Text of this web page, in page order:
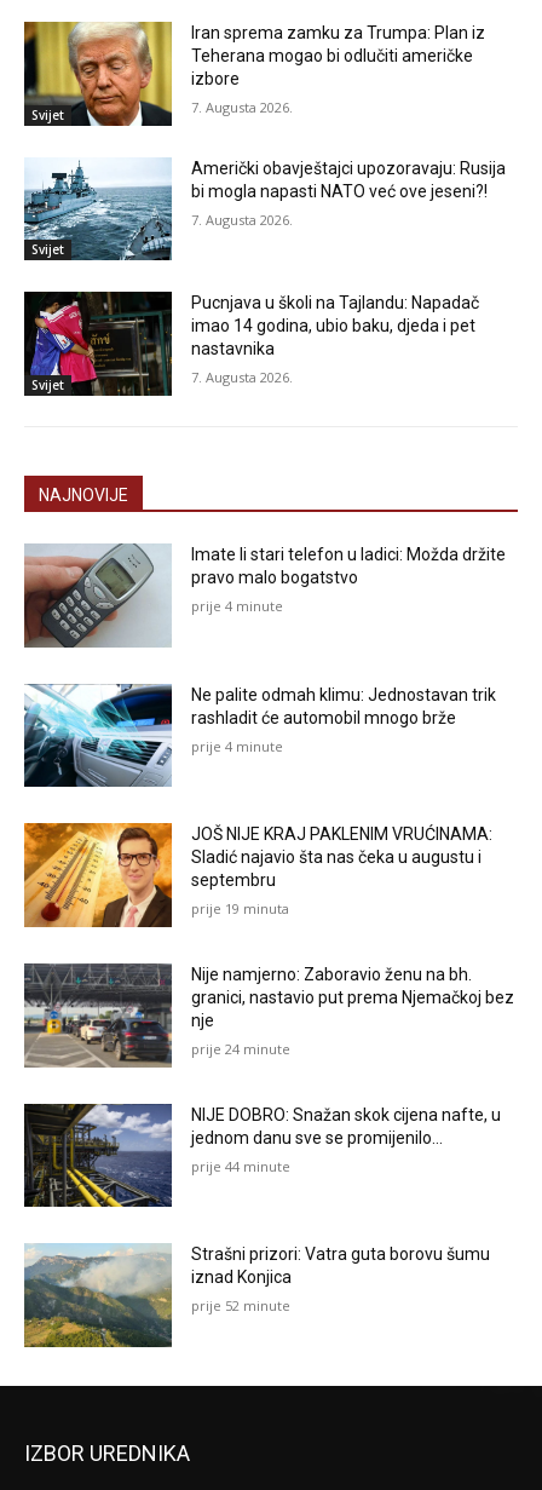
Svijet
Iran sprema zamku za Trumpa: Plan iz
Teherana mogao bi odlučiti američke
izbore
7. Augusta 2026.
Svijet
Američki obavještajci upozoravaju: Rusija
bi mogla napasti NATO već ove jeseni?!
7. Augusta 2026.
Svijet
Pucnjava u školi na Tajlandu: Napadač
imao 14 godina, ubio baku, djeda i pet
nastavnika
7. Augusta 2026.
NAJNOVIJE
Imate li stari telefon u ladici: Možda držite
pravo malo bogatstvo
prije 4 minute
Ne palite odmah klimu: Jednostavan trik
rashladit će automobil mnogo brže
prije 4 minute
JOŠ NIJE KRAJ PAKLENIM VRUĆINAMA:
Sladić najavio šta nas čeka u augustu i
septembru
prije 19 minuta
Nije namjerno: Zaboravio ženu na bh.
granici, nastavio put prema Njemačkoj bez
nje
prije 24 minute
NIJE DOBRO: Snažan skok cijena nafte, u
jednom danu sve se promijenilo…
prije 44 minute
Strašni prizori: Vatra guta borovu šumu
iznad Konjica
prije 52 minute
IZBOR UREDNIKA